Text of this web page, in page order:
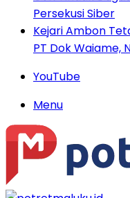
Persekusi Siber
Kejari Ambon
PT Dok Waiame,
YouTube
Menu